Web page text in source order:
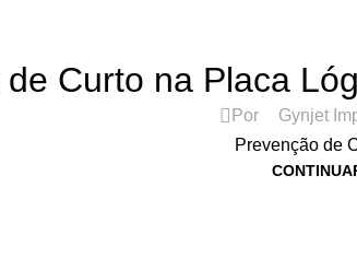
Curto na Placa
Por Gynjet
Prevenção de